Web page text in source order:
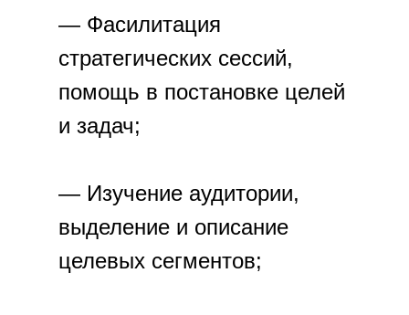
— Фасилитация
стратегических сессий,
помощь в постановке целей
и задач;
— Изучение аудитории,
выделение и описание
целевых сегментов;